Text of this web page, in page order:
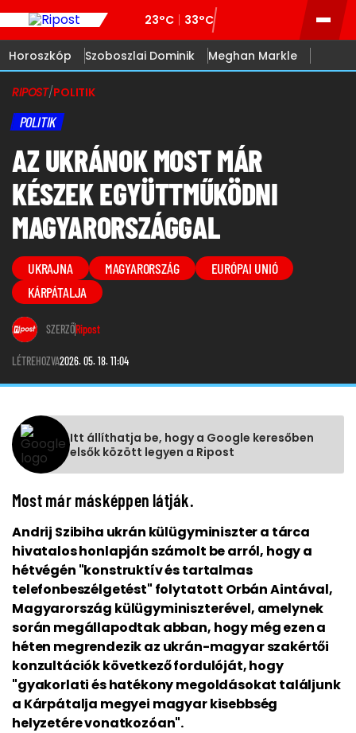
23°C 33°C
Horoszkóp Szoboszlai Dominik Meghan Markle
RIPOST/POLITIK
POLITIK
AZ UKRÁNOK MOST MÁR
KÉSZEK EGYÜTTMŰKÖDNI
MAGYARORSZÁGGAL
UKRAJNA MAGYARORSZÁG
EURÓPAI UNIÓ
KÁRPÁTALJA
SZERZŐRipost
LÉTREHOZVA2026. 05. 18. 11:04
Itt állíthatja be, hogy a Google keresőben
elsők között legyen a Ripost
Most már másképpen látják.
Andrij Szibiha ukrán külügyminiszter a tárca
hivatalos honlapján számolt be arról, hogy a
hétvégén "konstruktív és tartalmas
telefonbeszélgetést" folytatott Orbán Aintával,
Magyarország külügyminiszterével, amelynek
során megállapodtak abban, hogy még ezen a
héten megrendezik az ukrán-magyar szakértői
konzultációk következő fordulóját, hogy
"gyakorlati és hatékony megoldásokat találjunk
a Kárpátalja megyei magyar kisebbség
helyzetére vonatkozóan".